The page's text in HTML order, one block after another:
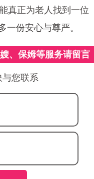
真正为老人找到一位
一份安心与尊严。
、保姆等服务请留言
与您联系